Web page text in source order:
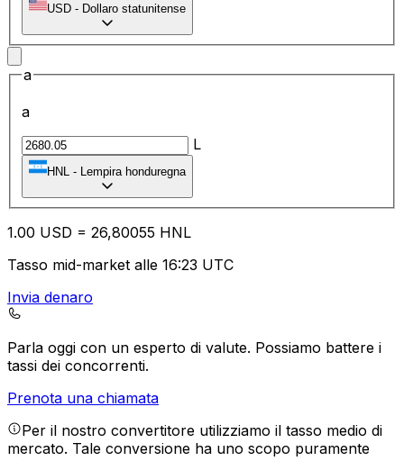
USD - Dollaro statunitense
a
a
L
HNL - Lempira honduregna
1.00 USD = 26,80055 HNL
Tasso mid-market alle 16:23 UTC
Invia denaro
Parla oggi con un esperto di valute. Possiamo battere i
tassi dei concorrenti.
Prenota una chiamata
Per il nostro convertitore utilizziamo il tasso medio di
mercato. Tale conversione ha uno scopo puramente